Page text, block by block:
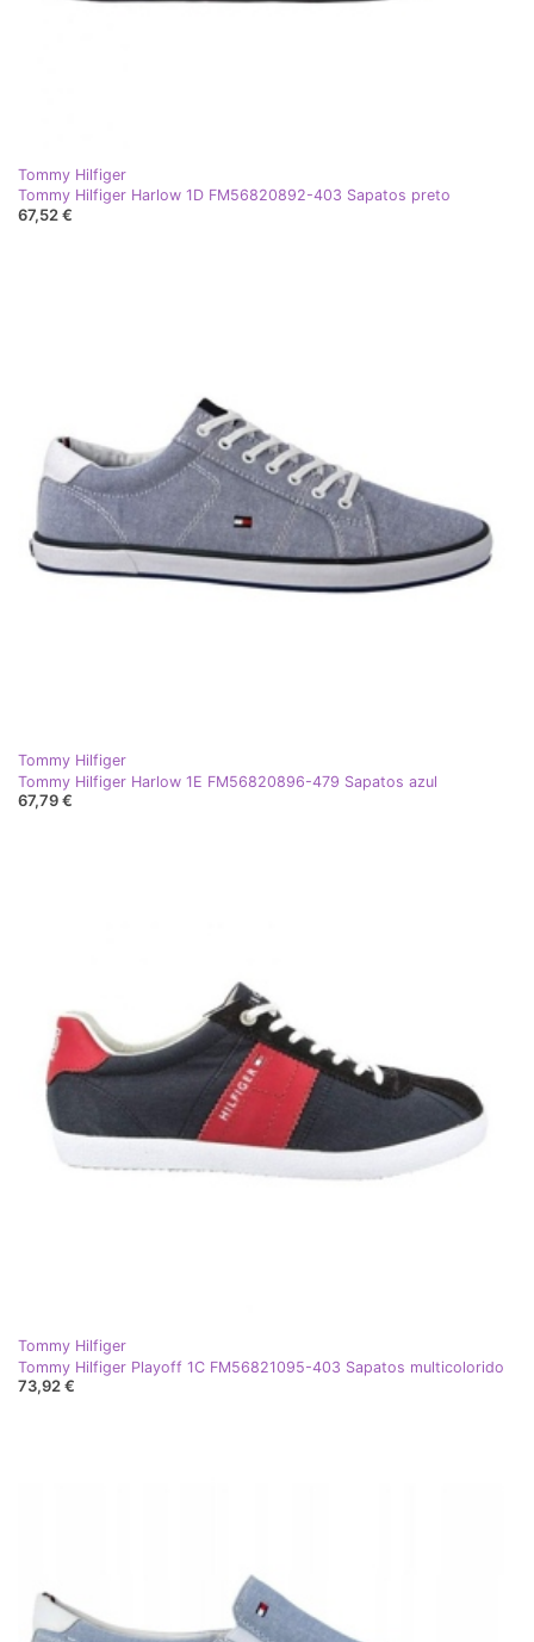
Tommy Hilfiger
Tommy Hilfiger Harlow 1D FM56820892-403 Sapatos preto
67,52 €
Tommy Hilfiger
Tommy Hilfiger Harlow 1E FM56820896-479 Sapatos azul
67,79 €
Tommy Hilfiger
Tommy Hilfiger Playoff 1C FM56821095-403 Sapatos multicolorido
73,92 €